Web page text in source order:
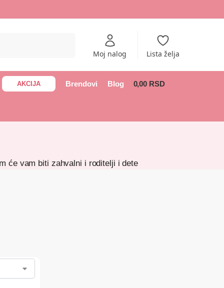
Moj nalog Lista želja
AKCIJA Brendovi Blog 0,00 RSD
će vam biti zahvalni i roditelji i dete